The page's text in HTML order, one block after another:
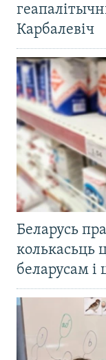
Карбалевіч
Беларусь
колькасьць
беларусам і